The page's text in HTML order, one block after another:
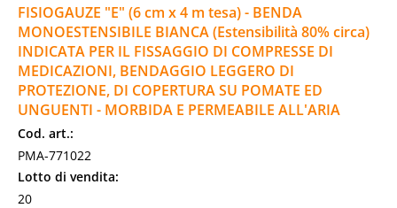
FISIOGAUZE "E" (6 cm x 4 m tesa) - BENDA
MONOESTENSIBILE BIANCA (Estensibilità 80% circa)
INDICATA PER IL FISSAGGIO DI COMPRESSE DI
MEDICAZIONI, BENDAGGIO LEGGERO DI
PROTEZIONE, DI COPERTURA SU POMATE ED
UNGUENTI - MORBIDA E PERMEABILE ALL'ARIA
Cod. art.:
PMA-771022
Lotto di vendita:
20